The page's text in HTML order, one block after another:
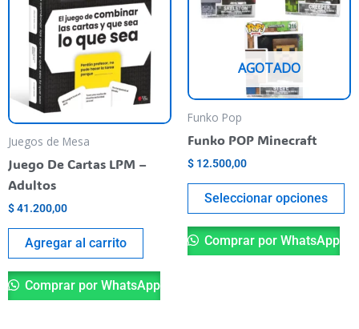
Juegos de Mesa
Juego De Cartas LPM –
Adultos
$41.200,00
Agregar al carrito
Comprar por WhatsApp
AGOTADO
Funko Pop
Funko POP Minecraft
$ 12.500,00
Seleccionar opciones
se
Comprar por WhatsApp